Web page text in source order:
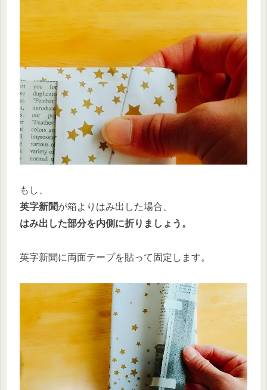
もし、
英字新聞が箱よりはみ出した場合、
はみ出した部分を内側に折りましょう。
英字新聞に両面テープを貼って固定します。